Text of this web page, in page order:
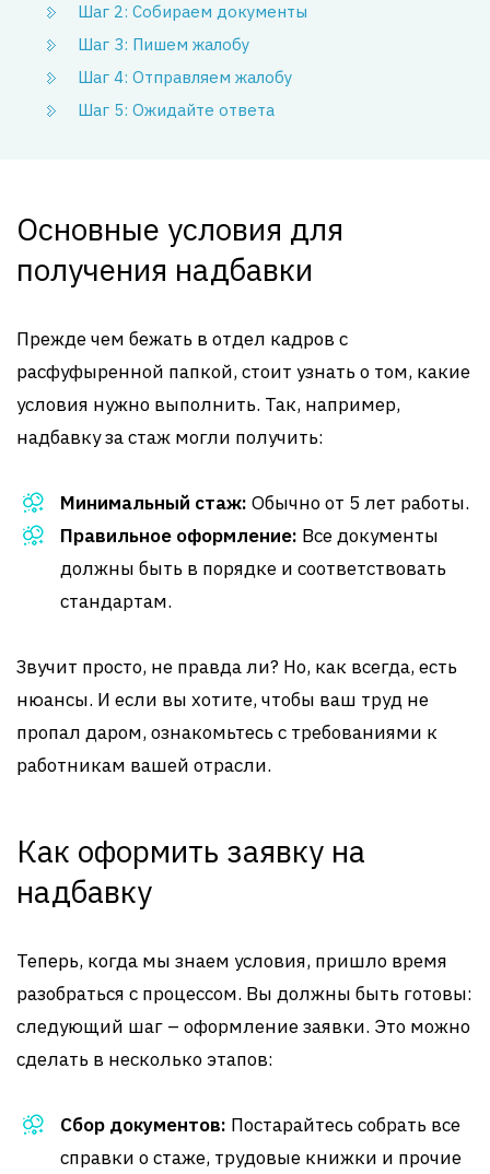
Шаг 2: Собираем документы
Шаг 3: Пишем жалобу
Шаг 4: Отправляем жалобу
Шаг 5: Ожидайте ответа
Основные условия для
получения надбавки
Прежде чем бежать в отдел кадров с
расфуфыренной папкой, стоит узнать о том, какие
условия нужно выполнить. Так, например,
надбавку за стаж могли получить:
Минимальный стаж: Обычно от 5 лет работы.
Правильное оформление: Все документы
должны быть в порядке и соответствовать
стандартам.
Звучит просто, не правда ли? Но, как всегда, есть
нюансы. И если вы хотите, чтобы ваш труд не
пропал даром, ознакомьтесь с требованиями к
работникам вашей отрасли.
Как оформить заявку на
надбавку
Теперь, когда мы знаем условия, пришло время
разобраться с процессом. Вы должны быть готовы:
следующий шаг – оформление заявки. Это можно
сделать в несколько этапов:
Сбор документов: Постарайтесь собрать все
справки о стаже, трудовые книжки и прочие